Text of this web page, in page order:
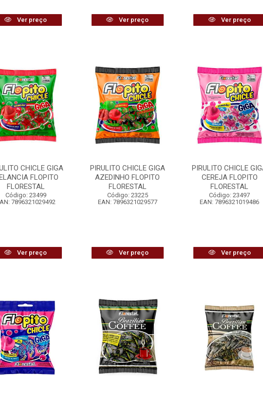
Ver preço Ver preço Ver preço
CHICLE GIGA
FLOPITO
FLORESTAL
Código: 23499
7896321029492
Ver preço
PIRULITO CHICLE GIGA
AZEDINHO FLOPITO
FLORESTAL
Código: 23225
EAN: 7896321029577
Ver preço
PIRULITO CHICLE
CEREJA FLOPITO
FLORESTAL
Código: 23497
EAN: 7896321019486
Ver preço